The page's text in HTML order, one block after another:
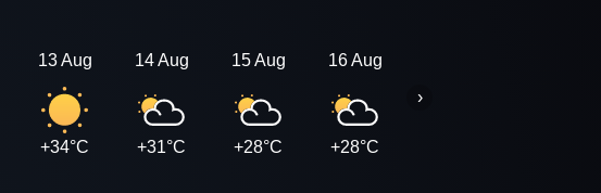
13 Aug
+34°C
14 Aug
+31°C
15 Aug
+28°C
16 Aug
+28°C
›